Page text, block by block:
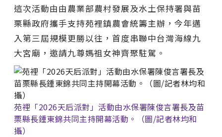
這次活動由由農業部農村發展及水土保持署與苗
栗縣政府攜手支持苑裡鎮農會統籌主辦，今年邁
入第三屆規模更勝以往，首度串聯中台灣海線九
大宮廟，邀請九尊媽祖女神齊聚駐駕。
苑裡「2026天后派對」活動由水保署陳俊言署長及苗
栗縣長鍾東錦共同主持開幕活動。（圖/記者林均和
攝）